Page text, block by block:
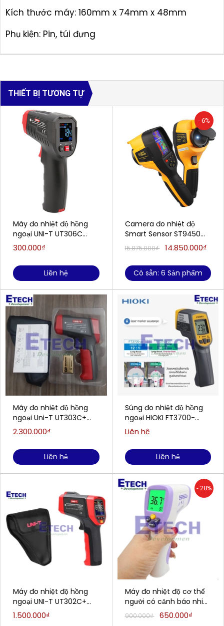
Kích thước máy: 160mm x 74mm x 48mm
Phụ kiện: Pin, túi đựng
THIẾT BỊ TƯƠNG TỰ
Máy đo nhiệt độ hồng
ngoại UNI-T UT306C
(-50~500℃; ±2°C/±2%;
300.000₫
Liên hệ
Máy đo nhiệt độ hồng
ngoại Uni-T UT303C+
(1300°C/30:1)
2.300.000₫
Liên hệ
Máy đo nhiệt độ hồng
ngoại UNI-T UT302C+
(-32~1100°C)
1.500.000₫
- 6%
Camera đo nhiệt độ
Smart Sensor ST9450
(-25 đến 450 ° C)
15.875.000₫ 14.850.000₫
Có sẵn: 6 Sản phẩm
Súng đo nhiệt độ hồng
ngoại HIOKI FT3700-
20(-60°C -550°C )
Liên hệ
Liên hệ
- 28%
Máy đo nhiệt độ cơ thể
người có cảnh báo nhiệt
độ cao HT-860D (36 ~
900.000₫ 650.000₫